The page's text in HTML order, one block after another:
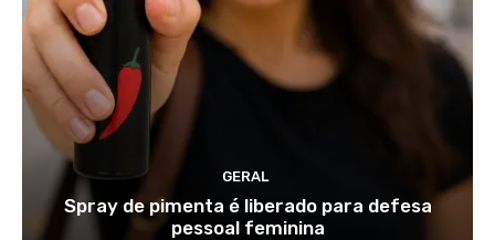
GERAL
Spray de pimenta é liberado para defesa
pessoal feminina